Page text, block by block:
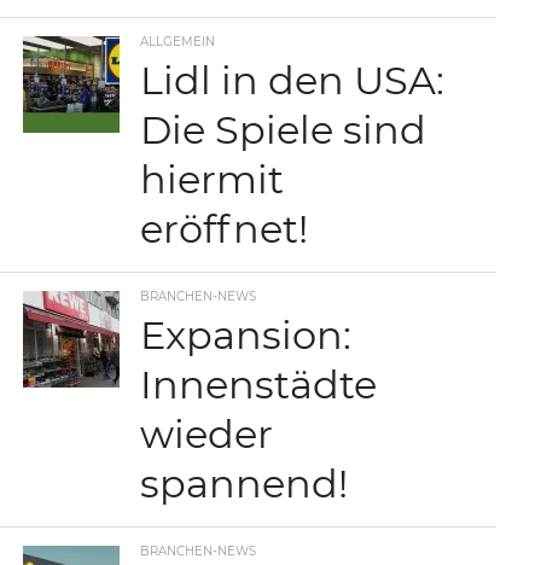
ALLGEMEIN
Lidl in den USA:
Die Spiele sind
hiermit
eröffnet!
BRANCHEN-NEWS
Expansion:
Innenstädte
wieder
spannend!
BRANCHEN-NEWS